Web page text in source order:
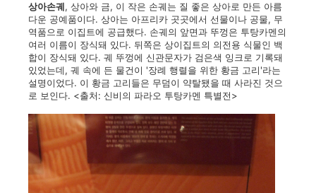
상아손궤, 상아와 금, 이 작은 손궤는 질 좋은 상아로 만든 아름
다운 공예품이다. 상아는 아프리카 곳곳에서 선물이나 공물, 무
역품으로 이집트에 공급했다. 손궤의 앞면과 뚜껑은 투탕카멘의
여러 이름이 장식돼 있다. 뒤쪽은 상이집트의 의전용 식물인 백
합이 장식돼 있다. 궤 뚜껑에 신관문자가 검은색 잉크로 기록돼
있었는데, 궤 속에 든 물건이 '장례 행렬을 위한 황금 고리'라는
설명이었다. 이 황금 고리들은 무덤이 약탈됐을 때 사라진 것으
로 보인다. <출처: 신비의 파라오 투탕카멘 특별전>